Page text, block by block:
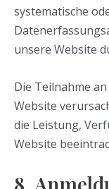
systematische
unsere Website
Die Teilnahme
Website
die Leistung,
Website